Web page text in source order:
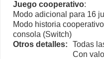
Juego cooperativo:
Modo adicional para 16
Modo historia
consola (Switch)
Otros detalles:
Todas
Con